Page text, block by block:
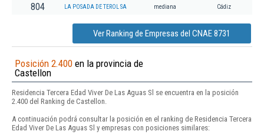
804 LA POSADA DE TEROL SA mediana Cádiz
Ver Ranking de Empresas del CNAE 8731
Posición 2.400 en la provincia de
Castellon
Residencia Tercera Edad Viver De Las Aguas Sl se encuentra en la posición
2.400 del Ranking de Castellon.
A continuación podrá consultar la posición en el ranking de Residencia Tercera
Edad Viver De Las Aguas Sl y empresas con posiciones similares: